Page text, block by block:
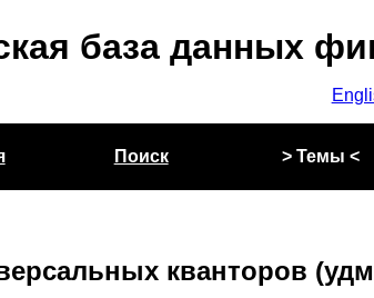
база данных
Поиск > Темы <
кванторов